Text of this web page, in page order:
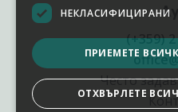
(+359)
Често
НЕКЛАСИФИЦИРАНИ
ПРИЕМЕТЕ
ОТХВЪРЛЕТЕ